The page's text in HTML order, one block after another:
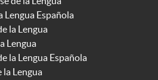
Lengua Española
la Lengua
Lengua
la Lengua Española
la Lengua